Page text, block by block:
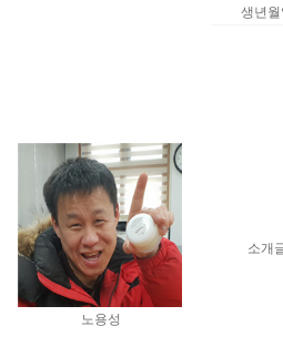
노용성
생년
소개